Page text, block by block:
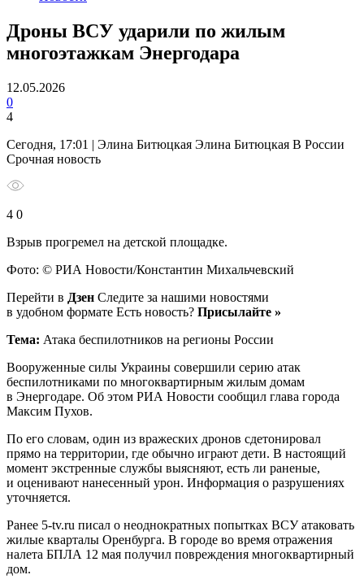
Дроны ВСУ ударили по жилым
многоэтажкам Энергодара
12.05.2026
0
4
Сегодня, 17:01 | Элина Битюцкая Элина Битюцкая В России
Срочная новость
4 0
Взрыв прогремел на детской площадке.
Фото: © РИА Новости/Константин Михальчевский
Перейти в Дзен Следите за нашими новостями
в удобном формате Есть новость? Присылайте »
Тема: Атака беспилотников на регионы России
Вооруженные силы Украины совершили серию атак
беспилотниками по многоквартирным жилым домам
в Энергодаре. Об этом РИА Новости сообщил глава города
Максим Пухов.
По его словам, один из вражеских дронов сдетонировал
прямо на территории, где обычно играют дети. В настоящий
момент экстренные службы выясняют, есть ли раненые,
и оценивают нанесенный урон. Информация о разрушениях
уточняется.
Ранее 5-tv.ru писал о неоднократных попытках ВСУ атаковать
жилые кварталы Оренбурга. В городе во время отражения
налета БПЛА 12 мая получил повреждения многоквартирный
дом.